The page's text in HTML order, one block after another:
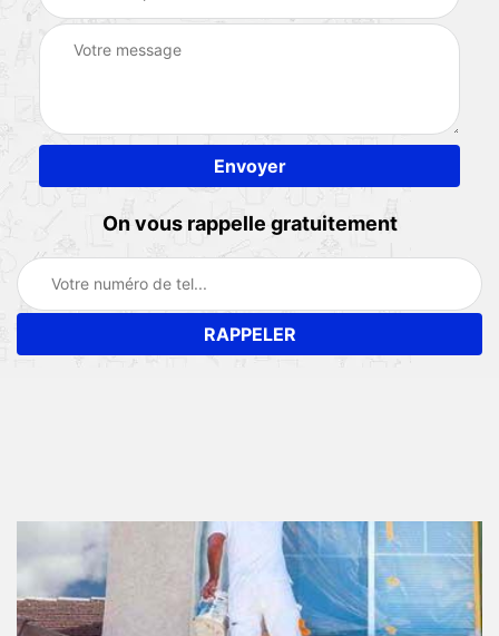
On vous rappelle gratuitement